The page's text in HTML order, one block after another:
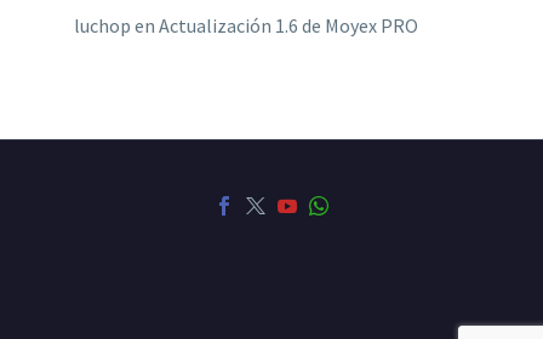
luchop en Actualización 1.6 de Moyex PRO